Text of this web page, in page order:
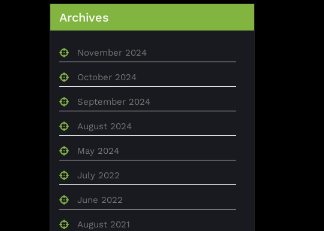
Archives
November 2024
October 2024
September 2024
August 2024
May 2024
July 2022
June 2022
August 2021